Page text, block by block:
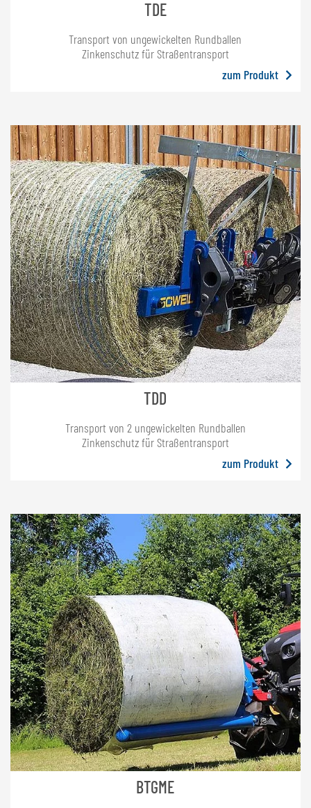
TDE
Transport von ungewickelten Rundballen
Zinkenschutz für Straßentransport
zum Produkt
TDD
Transport von 2 ungewickelten Rundballen
Zinkenschutz für Straßentransport
zum Produkt
BTGME